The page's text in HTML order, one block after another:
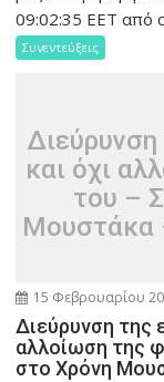
09:02:35 EET από
Συνεντεύξεις
και όχι
του –
Μουστάκα
15 Φεβρουαρίου
Διεύρυνση της
αλλοίωση της
στο Χρόνη